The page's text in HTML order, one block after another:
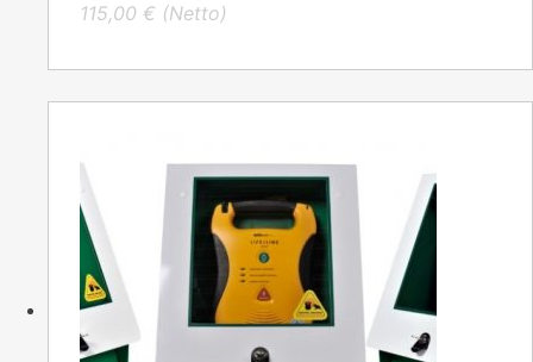
115,00 € (Netto)